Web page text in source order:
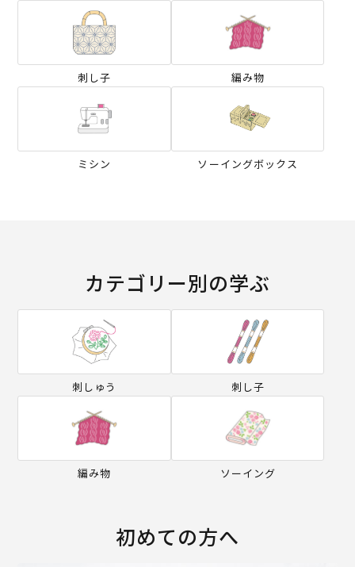
刺し子 編み物
ミシン ソーイングボックス
カテゴリー別の学ぶ
刺しゅう 刺し子
編み物 ソーイング
初めての方へ